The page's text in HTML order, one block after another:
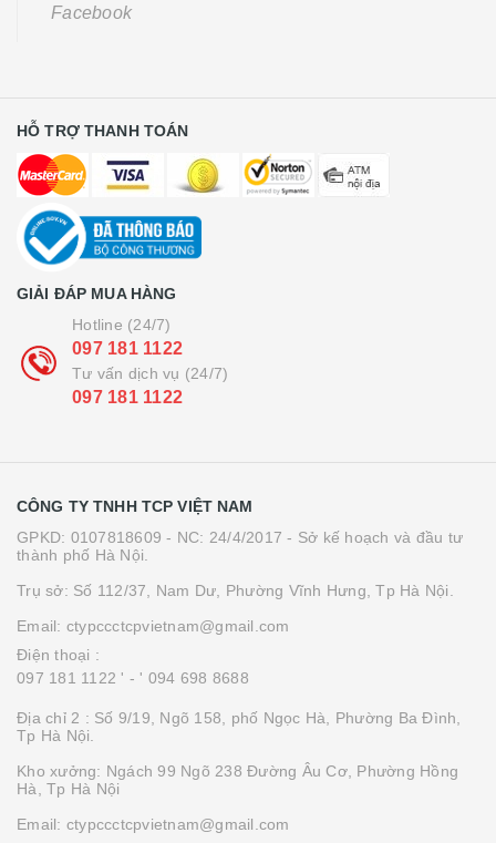
Facebook
HỖ TRỢ THANH TOÁN
GIẢI ĐÁP MUA HÀNG
Hotline (24/7)
097 181 1122
Tư vấn dịch vụ (24/7)
097 181 1122
CÔNG TY TNHH TCP VIỆT NAM
GPKD: 0107818609 - NC: 24/4/2017 - Sở kế hoạch và đầu tư
thành phố Hà Nội.
Trụ sở: Số 112/37, Nam Dư, Phường Vĩnh Hưng, Tp Hà Nội.
Email: ctypccctcpvietnam@gmail.com
Điện thoại :
097 181 1122 ' - ' 094 698 8688
Địa chỉ 2 : Số 9/19, Ngõ 158, phố Ngọc Hà, Phường Ba Đình,
Tp Hà Nội.
Kho xưởng: Ngách 99 Ngõ 238 Đường Âu Cơ, Phường Hồng
Hà, Tp Hà Nội
Email: ctypccctcpvietnam@gmail.com